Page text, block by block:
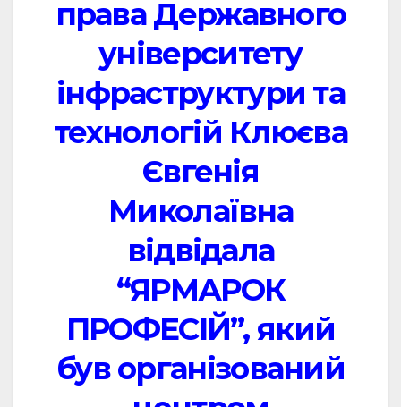
права Державного
університету
інфраструктури та
технологій Клюєва
Євгенія
Миколаївна
відвідала
“ЯРМАРОК
ПРОФЕСІЙ”, який
був організований